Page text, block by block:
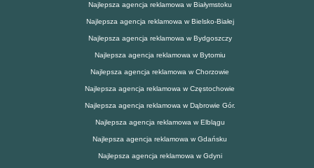
Najlepsza agencja reklamowa w Białymstoku
Najlepsza agencja reklamowa w Bielsko-Białej
Najlepsza agencja reklamowa w Bydgoszczy
Najlepsza agencja reklamowa w Bytomiu
Najlepsza agencja reklamowa w Chorzowie
Najlepsza agencja reklamowa w Częstochowie
Najlepsza agencja reklamowa w Dąbrowie Gór.
Najlepsza agencja reklamowa w Elblągu
Najlepsza agencja reklamowa w Gdańsku
Najlepsza agencja reklamowa w Gdyni